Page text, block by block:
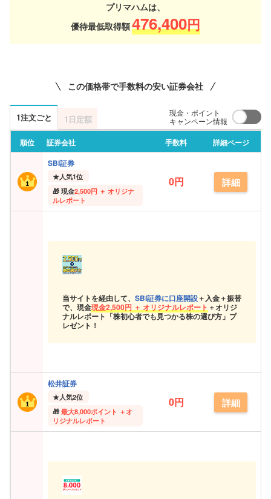
プリマハムは、
優待最低取得額476,400円
この価格帯で手数料の安い証券会社
1注文ごと 1日定額
現金・ポイント
キャンペーン情報
順位 証券会社 手数料
詳細ページ
SBI証券
★人気1位
現金2,500円 ＋ オリジナ
ルレポート
0円 詳細
当サイトを経由して、 SBI証券に口座開設＋入金＋振替
で、現金現金2,500円 ＋ オリジナルレポート ＋オリジ
ナルレポート「株初心者でも見つかる株の選び方」プ
レゼント！
松井証券
★人気2位
最大8,000ポイント ＋オ
リジナルレポート
0円 詳細